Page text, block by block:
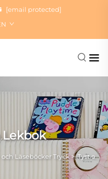
[email protected]
Lekbok
Läseböcker Tryck>Tyst och Lekbok